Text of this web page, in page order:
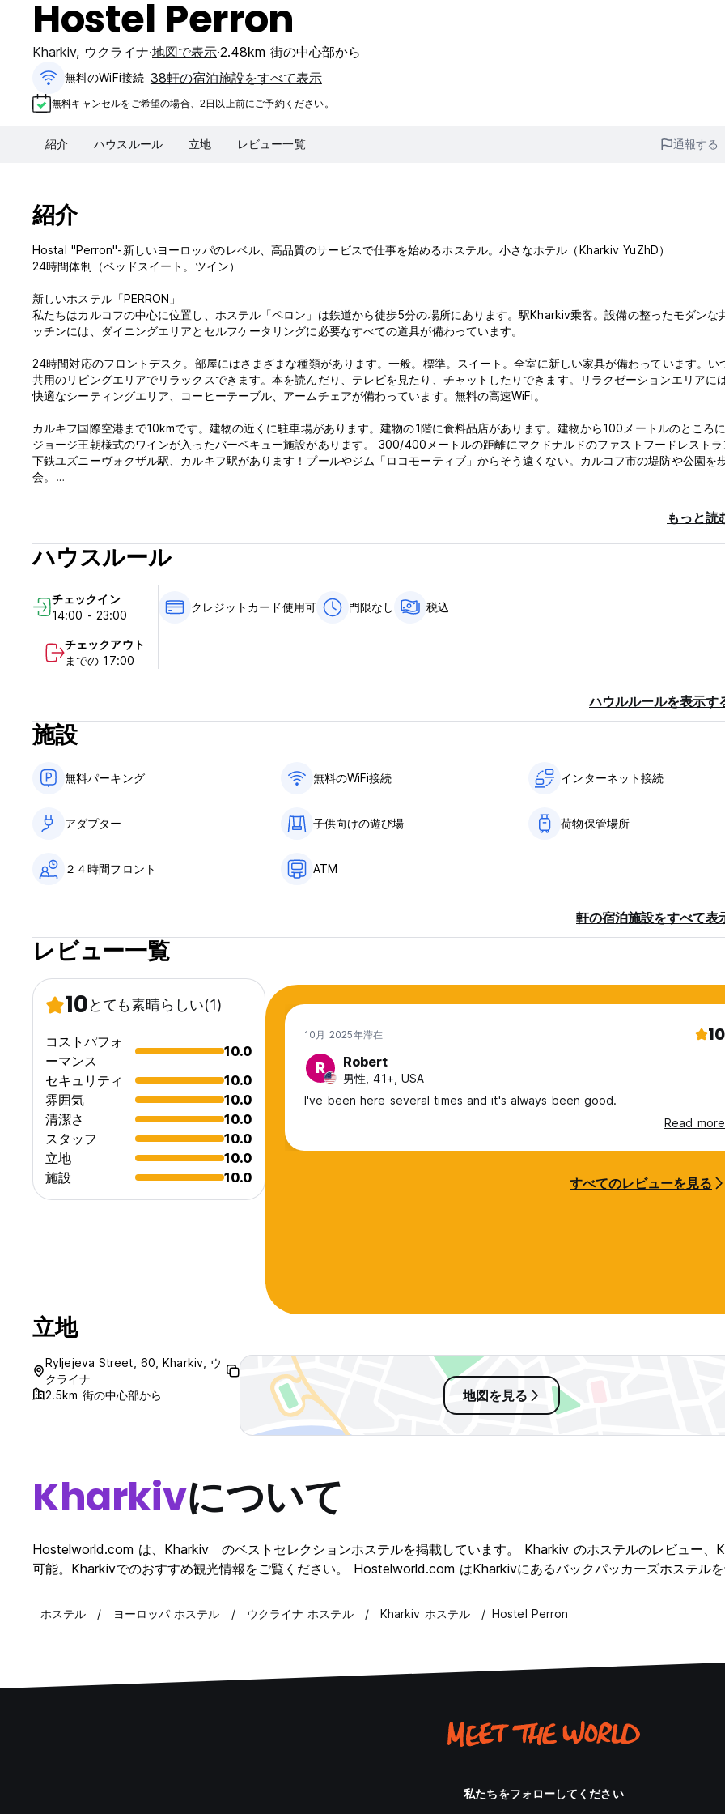
Hostel Perron
Kharkiv, ウクライナ 地図で表示 2.48km 街の中心部から
無料のWiFi接続 38軒の宿泊施設をすべて表示
無料キャンセルをご希望の場合、2日以上前にご予約ください。
紹介 ハウスルール 立地 レビュー一覧 通報する
紹介
Hostal "Perron"-新しいヨーロッパのレベル、高品質のサービスで仕事を始めるホステル。小さなホテル（Kharkiv YuZhD）
24時間体制（ベッドスイート。ツイン）
新しいホステル「PERRON」
私たちはカルコフの中心に位置し、ホステル「ペロン」は鉄道から徒歩5分の場所にあります。駅Kharkiv乗客。設備の整ったモダンな
ッチンには、ダイニングエリアとセルフケータリングに必要なすべての道具が備わっています。
24時間対応のフロントデスク。部屋にはさまざまな種類があります。一般。標準。スイート。全室に新しい家具が備わっています。い
共用のリビングエリアでリラックスできます。本を読んだり、テレビを見たり、チャットしたりできます。リラクゼーションエリアに
快適なシーティングエリア、コーヒーテーブル、アームチェアが備わっています。無料の高速WiFi。
カルキフ国際空港まで10kmです。建物の近くに駐車場があります。建物の1階に食料品店があります。建物から100メートルのところ
ジョージ王朝様式のワインが入ったバーベキュー施設があります。 300/400メートルの距離にマクドナルドのファストフードレスト
下鉄ユズニーヴォクザル駅、カルキフ駅があります！プールやジム「ロコモーティブ」からそう遠くない。カルコフ市の堤防や公園を
会。
リクエストに応じて、ドライバーと一緒に軽い交通機関を注文したり、エンターテイメントイベントを開催したり、美しい街のヒーロ
ルキフ周辺を散策したりできます。スタッフはフレンドリーで、問題の解決をお手伝いします。チケットやその他の願いの購入を手伝
さい！
住所：Kharkov、st。 Ryleeva、60歳
もっと読
ハウスルール
チェックイン
14:00 - 23:00
チェックアウト
までの 17:00
クレジットカード使用可 門限なし 税込
ハウルルールを表示す
施設
無料パーキング 無料のWiFi接続 インターネット接続
アダプター 子供向けの遊び場 荷物保管場所
２４時間フロント ATM
軒の宿泊施設をすべて表
レビュー一覧
10とても素晴らしい(1)
コストパフォ
ーマンス
10.0
セキュリティ
10.0
雰囲気
10.0
清潔さ
10.0
スタッフ
10.0
立地
10.0
施設
10.0
10月 2025年滞在 10
R Robert
男性, 41+, USA
I've been here several times and it's always been good.
Read more
すべてのレビューを見る
立地
Ryljejeva Street, 60, Kharkiv, ウ
クライナ
2.5km 街の中心部から
地図を見る
Kharkivについて
Hostelworld.com は、Kharkiv のベストセレクションホステルを掲載しています。 Kharkiv のホステルのレビュー、
可能。Kharkivでのおすすめ観光情報をご覧ください。 Hostelworld.com はKharkivにあるバックパッカーズホステル
ホステル ヨーロッパ ホステル ウクライナ ホステル Kharkiv ホステル Hostel Perron
私たちをフォローしてください